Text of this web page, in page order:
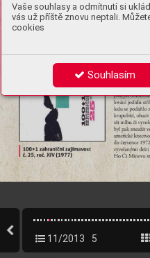
Vaše souhlasy a odmítnutí si
vás už příště znovu neptali.
cookies
Souhlasím
11/2013 5